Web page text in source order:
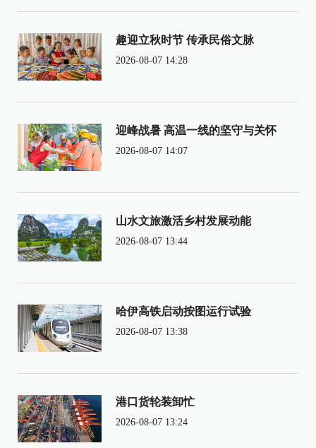
趣迎立秋时节 传承民俗文脉
2026-08-07 14:28
迎峰战暑 高温一线的坚守与关怀
2026-08-07 14:07
山水文旅激活乡村发展动能
2026-08-07 13:44
哈伊高铁启动按图运行试验
2026-08-07 13:38
港口货轮装卸忙
2026-08-07 13:24